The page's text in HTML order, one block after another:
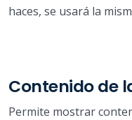
haces, se usará la
Contenido de
Permite mostrar